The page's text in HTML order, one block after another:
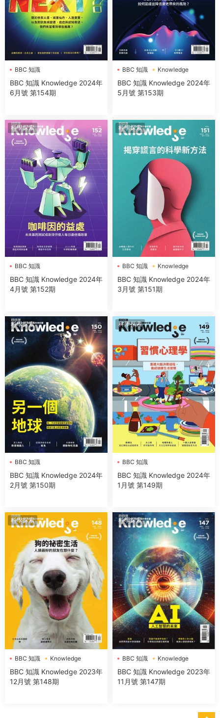
BBC 知識
BBC 知識 Knowledge 2024年
6月號 第154期
BBC 知識 Knowledge
BBC 知識 Knowledge 2024年
5月號 第153期
科學探索
BBC 知識
BBC 知識 Knowledge 2024年
4月號 第152期
科學探索
BBC 知識 Knowledge
BBC 知識 Knowledge 2024年
3月號 第151期
科學探索
BBC 知識
BBC 知識 Knowledge 2024年
2月號 第150期
科學探索
BBC 知識
BBC 知識 Knowledge 2024年
1月號 第149期
科學探索
BBC 知識 Knowledge
BBC 知識 Knowledge 2023年
12月號 第148期
科學探索
BBC 知識 Knowledge
BBC 知識 Knowledge 2023年
11月號 第147期